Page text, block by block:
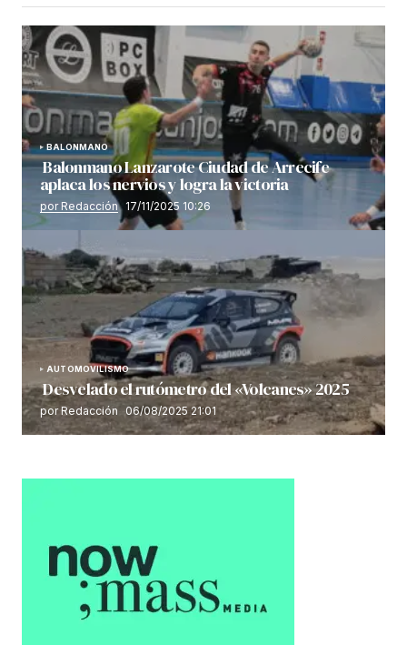
BALONMANO
Balonmano Lanzarote Ciudad de Arrecife
aplaca los nervios y logra la victoria
por Redacción 17/11/2025 10:26
AUTOMOVILISMO
Desvelado el rutómetro del «Volcanes» 2025
por Redacción 06/08/2025 21:01